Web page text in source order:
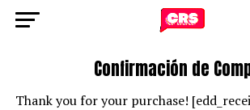
Confirmación de
Thank you for your purchase!